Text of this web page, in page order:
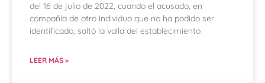
del 16 de julio de 2022, cuando el acusado, en
compañía de otro individuo que no ha podido ser
identificado, saltó la valla del establecimiento
LEER MÁS »